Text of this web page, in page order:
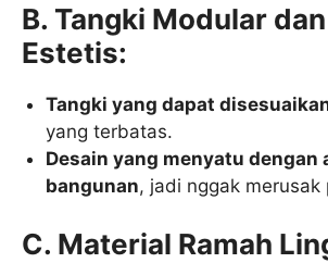
B. Tangki Modular
Estetis:
Tangki yang dapat
yang terbatas.
Desain yang menyatu
bangunan, jadi nggak merusak
C. Material Ramah